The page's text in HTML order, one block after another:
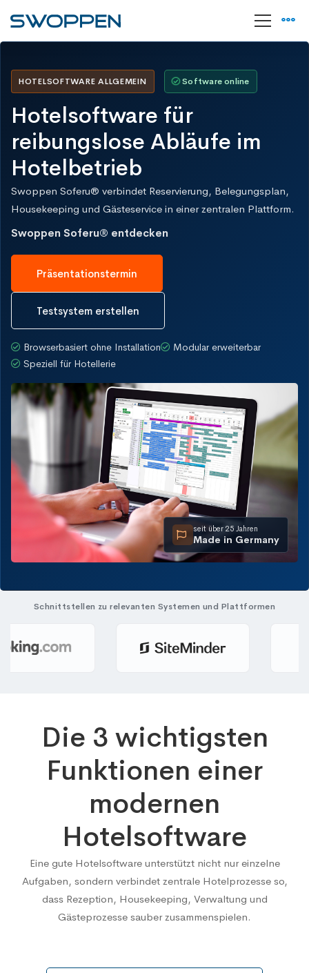
HOTELSOFTWARE ALLGEMEIN Software online
Hotelsoftware für
reibungslose Abläufe im
Hotelbetrieb
Swoppen Soferu® verbindet Reservierung, Belegungsplan,
Housekeeping und Gästeservice in einer zentralen Plattform.
Swoppen Soferu® entdecken
Präsentationstermin
Testsystem erstellen
Browserbasiert ohne Installation
Modular erweiterbar
Speziell für Hotellerie
seit über 25 Jahren
Made in Germany
Schnittstellen zu relevanten Systemen und Plattformen
Die 3 wichtigsten
Funktionen einer
modernen
Hotelsoftware
Eine gute Hotelsoftware unterstützt nicht nur einzelne
Aufgaben, sondern verbindet zentrale Hotelprozesse so,
dass Rezeption, Housekeeping, Verwaltung und
Gästeprozesse sauber zusammenspielen.